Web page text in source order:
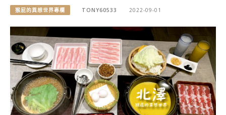
猴屁的異想世界專欄 TONY60533 2022-09-01